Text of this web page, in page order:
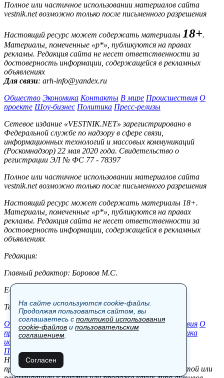
Полное или частичное использовании материалов сайта
vestnik.net возможно только после письменного разрешения
Настоящий ресурс может содержать материалы 18+.
Материалы, помеченные «р*», публикуются на правах
рекламы. Редакция сайта не несет ответственности за
достоверность информации, содержащейся в рекламных
объявлениях
Для связи: arh-info@yandex.ru
Общество Экономика Контакты В мире Происшествия О
проекте Шоу-бизнес Политика Пресс-релизы
Сетевое издание «VESTNIK.NET» зарегистрировано в
Федеральной службе по надзору в сфере связи,
информационных технологий и массовых коммуникаций
(Роскомнадзор) 22 мая 2020 года. Свидетельство о
регистрации ЭЛ № ФС 77 - 78397
Полное или частичное использовании материалов сайта
vestnik.net возможно только после письменного разрешения
Настоящий ресурс может содержать материалы 18+.
Материалы, помеченные «р*», публикуются на правах
рекламы. Редакция сайта не несет ответственности за
достоверность информации, содержащейся в рекламных
объявлениях
Редакция:
Главный редактор: Боровов М.С.
E-mail: site@vestnik.net, reb.msk@yandex.ru
Тел.: +7 (921) 720-00-97
Общество Экономика Контакты В мире Происшествия О
проекте Шоу-бизнес Политика Пресс-релизы
Политика
использования cookie-файлов
Пользовательское соглашение
Новости, аналитика, прогнозы и другие материалы,
представленные на данном сайте, не являются офертой или
На сайте используются cookie-файлы.
Продолжая пользоваться сайтом, вы
соглашаетесь с политикой использования
cookie-файлов и пользовательским
соглашением
Согласен